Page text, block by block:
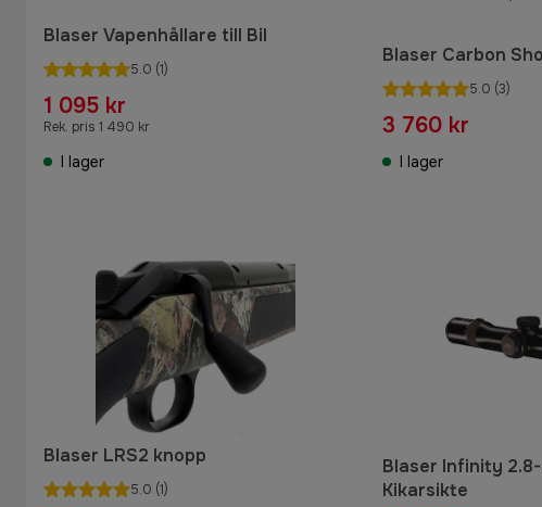
Blaser Vapenhållare till Bil
5.0 (1)
1 095 kr
Rek. pris 1 490 kr
I lager
Blaser Carbon
5.0 (3)
3 760 kr
I lager
Blaser LRS2 knopp
5.0 (1)
Blaser Infinity
Kikarsikte